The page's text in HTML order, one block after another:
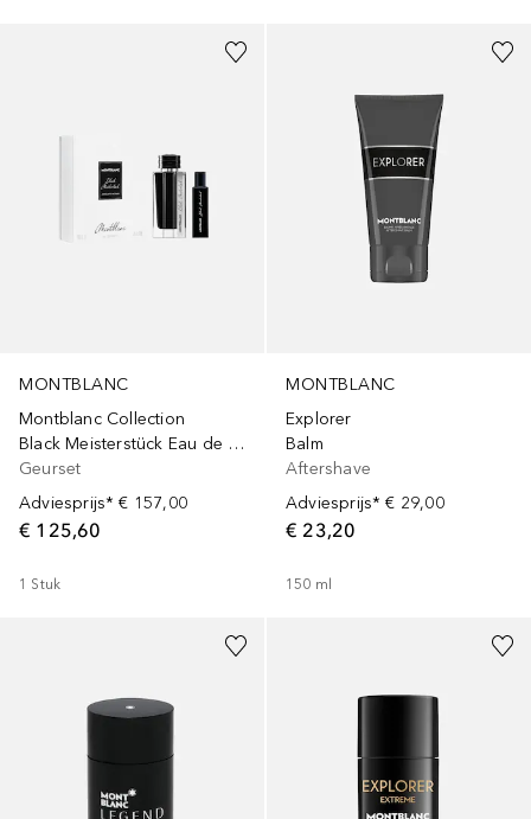
MONTBLANC
Montblanc Collection
Black Meisterstück Eau de Parfum 125 ml Set
Geurset
Adviesprijs* € 157,00
€ 125,60
1 Stuk
MONTBLANC
Explorer
Balm
Aftershave
Adviesprijs* € 29,00
€ 23,20
150 ml